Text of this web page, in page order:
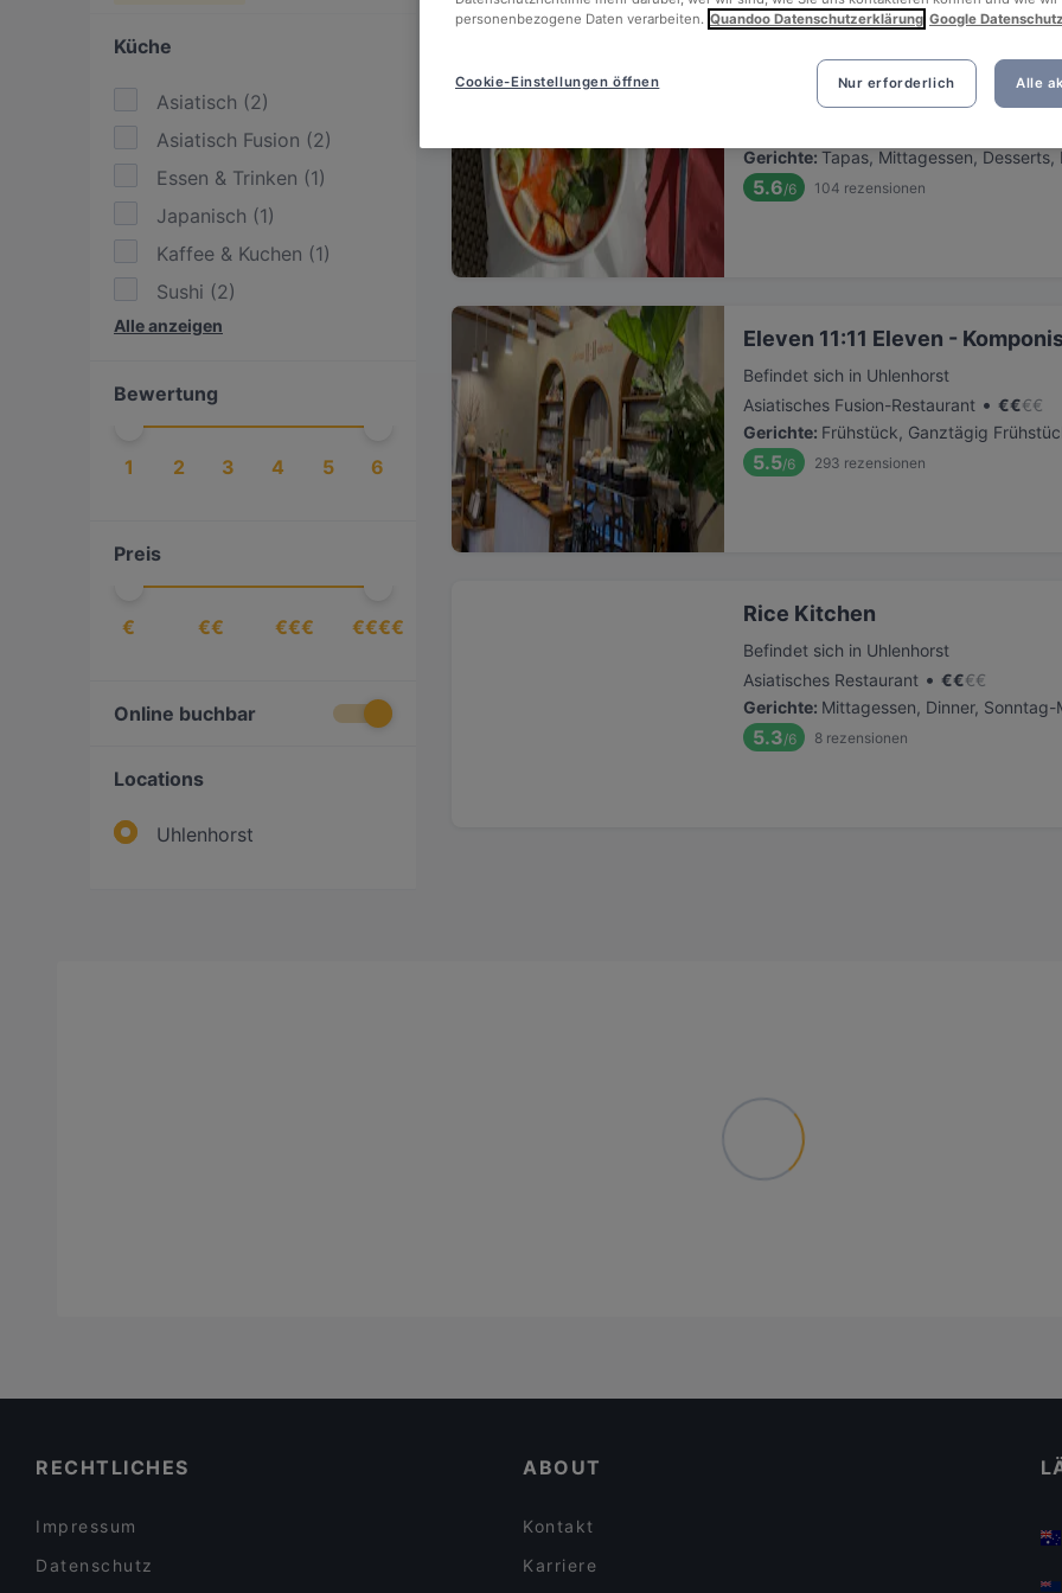
Küche
Asiatisch (2)
Asiatisch Fusion (2)
Essen & Trinken (1)
Japanisch (1)
Kaffee & Kuchen (1)
Sushi (2)
Vietnamesisch
Alle anzeigen
Bewertung
1 2 3 4 5 6
Preis
€ €€ €€€ €€€€
Online buchbar
Locations
Uhlenhorst
Mizu Hamburg
Befindet sich in Uhlenhorst
Gerichte: Tapas, Mittagessen, Desserts,
5.6/6 104 rezensionen
Eleven 11:11 Eleven -
Befindet sich in Uhlenhorst
Asiatisches Fusion-Restaurant • €€€€
Gerichte: Frühstück, Ganztägig
5.5/6 293 rezensionen
Rice Kitchen
Befindet sich in Uhlenhorst
Asiatisches Restaurant • €€€€
Gerichte: Mittagessen, Dinner, Sonntag-
5.3/6 8 rezensionen
RECHTLICHES
Impressum
Datenschutz
ABOUT
Kontakt
Karriere
personenbezogene Daten verarbeiten. Quandoo Datenschutzerklärung Google
Nur erforderlich Alle
Cookie-Einstellungen öffnen